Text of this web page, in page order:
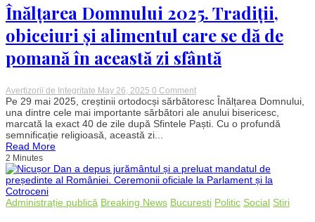
țigarete
ascunse
într-
un
TIR
cu
paleți
arestat
pentru
contrabandă
Înălțarea Domnului 2025. Tradiții,
obiceiuri și alimentul care se dă de
pomană în această zi sfântă
Avertizorii de Integritate May 26, 2025 0 Commenton
Înălțarea
Domnului
2025.
Tradiții,
care
se
pomană
Pe 29 mai 2025, creștinii ortodocși sărbătoresc Înălțarea Domnului,
una dintre cele mai importante sărbători ale anului bisericesc,
marcată la exact 40 de zile după Sfintele Paști. Cu o profundă
semnificație religioasă, această zi...
Read More
2 Minutes
Administrație publică Breaking News Bucuresti Politic Social Stiri